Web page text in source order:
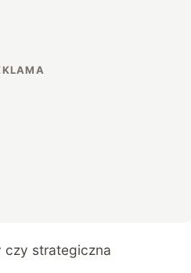
czy strategiczna